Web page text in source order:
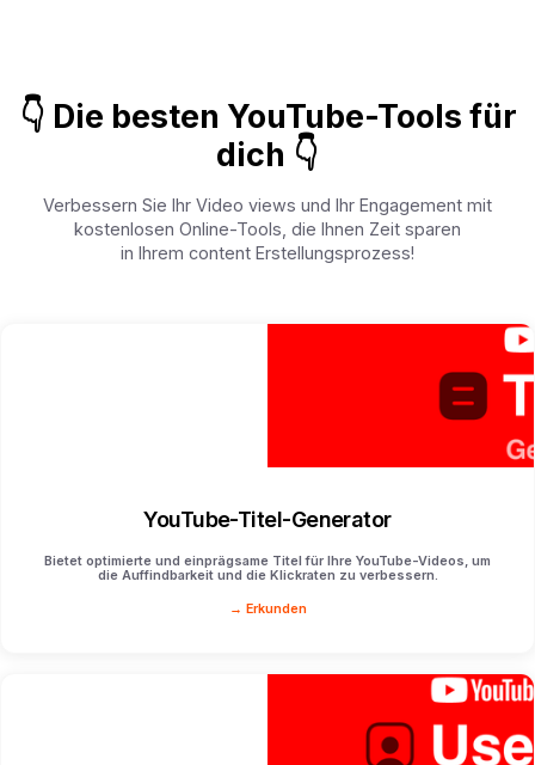
👇 Die besten YouTube-Tools für
dich 👇
Verbessern Sie Ihr Video views und Ihr Engagement mit
kostenlosen Online-Tools, die Ihnen Zeit sparen
in Ihrem content Erstellungsprozess!
YouTube-Titel-Generator
Bietet optimierte und einprägsame Titel für Ihre YouTube-Videos, um
die Auffindbarkeit und die Klickraten zu verbessern.
→ Erkunden